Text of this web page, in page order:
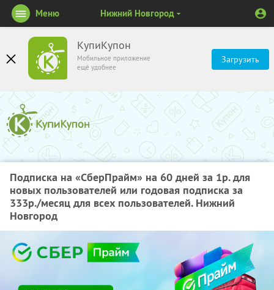
КупиКупон
Мобильное приложение
ещё удобнее
Загрузить
Меню Нижний Новгород
Подписка на «СберПрайм» на 60 дней за 1р. для
новых пользователей или годовая подписка за
333р./месяц для всех пользователей. Нижний
Новгород